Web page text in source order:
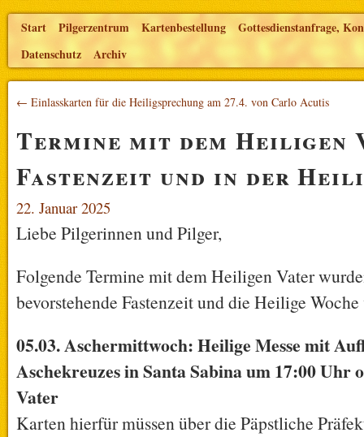
Start Pilgerzentrum Kartenbestellung
Gottesdienstanfrage,
Datenschutz
Archiv
← Einlasskarten für die Heiligsprechung am 27.4. von Carlo Acutis
Termine mit dem Heiligen
Fastenzeit und in der
22. Januar 2025
Liebe Pilgerinnen und Pilger,
Folgende Termine mit dem Heiligen Vater
bevorstehende Fastenzeit und die Heilige
05.03. Aschermittwoch: Heilige Messe mit
Aschekreuzes in Santa Sabina um 17:00 Uhr
Vater
Karten hierfür müssen über die Päpstliche